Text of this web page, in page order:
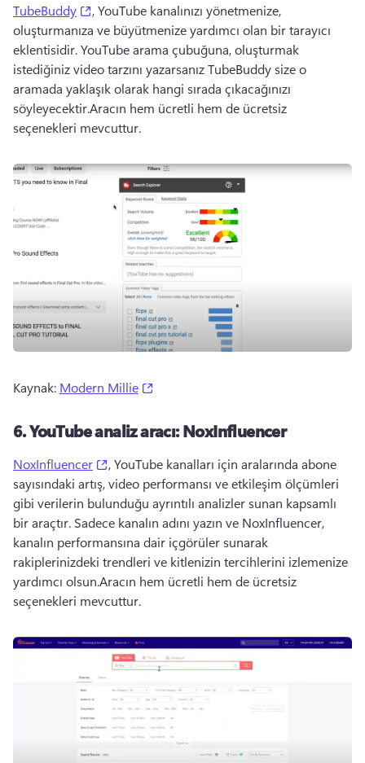
TubeBuddy (opens in a new tab)
, YouTube kanalınızı yönetmenize,
oluşturmanıza ve büyütmenize yardımcı olan bir tarayıcı
eklentisidir. YouTube arama çubuğuna, oluşturmak
istediğiniz video tarzını yazarsanız TubeBuddy size o
aramada yaklaşık olarak hangi sırada çıkacağınızı
söyleyecektir.Aracın hem ücretli hem de ücretsiz
seçenekleri mevcuttur.
Kaynak: Modern Millie
6.YouTube analiz aracı: NoxInfluencer
NoxInfluencer (opens in a new tab)
, YouTube kanalları için aralarında abone
sayısındaki artış, video performansı ve etkileşim ölçümleri
gibi verilerin bulunduğu ayrıntılı analizler sunan kapsamlı
bir araçtır. Sadece kanalın adını yazın ve NoxInfluencer,
kanalın performansına dair içgörüler sunarak
rakiplerinizdeki trendleri ve kitlenizin tercihlerini izlemenize
yardımcı olsun.Aracın hem ücretli hem de ücretsiz
seçenekleri mevcuttur.